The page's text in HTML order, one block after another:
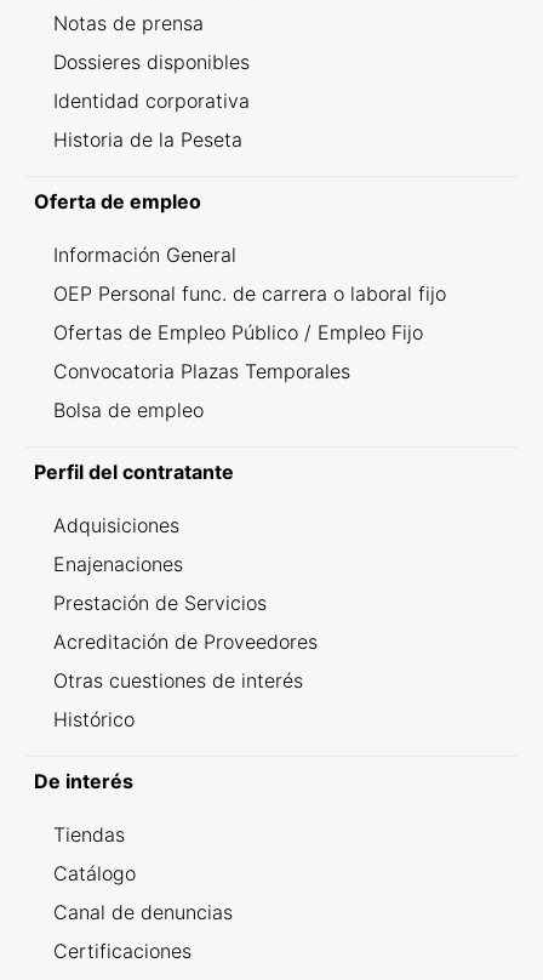
Notas de prensa
Dossieres disponibles
Identidad corporativa
Historia de la Peseta
Oferta de empleo
Información General
OEP Personal func. de carrera o laboral fijo
Ofertas de Empleo Público / Empleo Fijo
Convocatoria Plazas Temporales
Bolsa de empleo
Perfil del contratante
Adquisiciones
Enajenaciones
Prestación de Servicios
Acreditación de Proveedores
Otras cuestiones de interés
Histórico
De interés
Tiendas
Catálogo
Canal de denuncias
Certificaciones